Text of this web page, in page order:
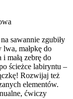
sawannie zgubiły
małpkę do
małą zebrę do
ścieżce labiryntu –
Rozwijaj też
elementów.
ćwiczy